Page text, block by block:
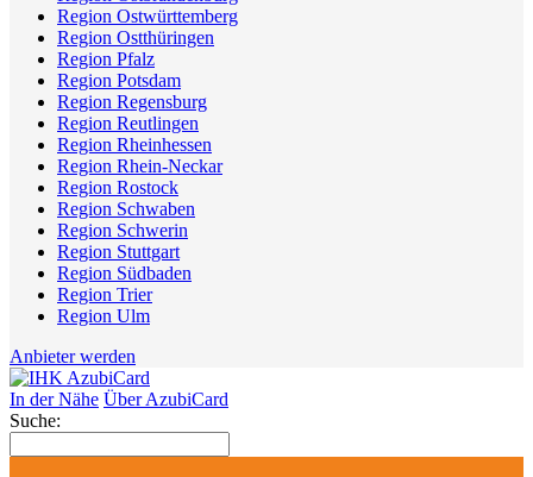
Region Ostwürttemberg
Region Ostthüringen
Region Pfalz
Region Potsdam
Region Regensburg
Region Reutlingen
Region Rheinhessen
Region Rhein-Neckar
Region Rostock
Region Schwaben
Region Schwerin
Region Stuttgart
Region Südbaden
Region Trier
Region Ulm
Anbieter werden
In der Nähe Über AzubiCard
Suche: